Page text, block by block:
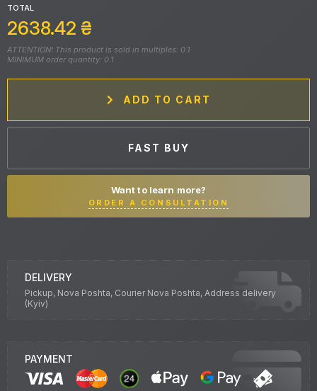
TOTAL
2638.42 ₴
ATTENTION! This product is sold in multiples: 0.1
MINIMUM order quantity: 0.1
ADD TO CART
FAST BUY
Want to learn more?
ORDER A CONSULTATION
DELIVERY
Pickup, Nova Poshta, Courier Nova Poshta, Address delivery
(Kyiv)
PAYMENT